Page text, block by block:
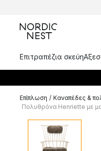
Επιτραπέζια σκεύη
Επίπλωση / Καναπέδες &
Πολυθρόνα Henriette με